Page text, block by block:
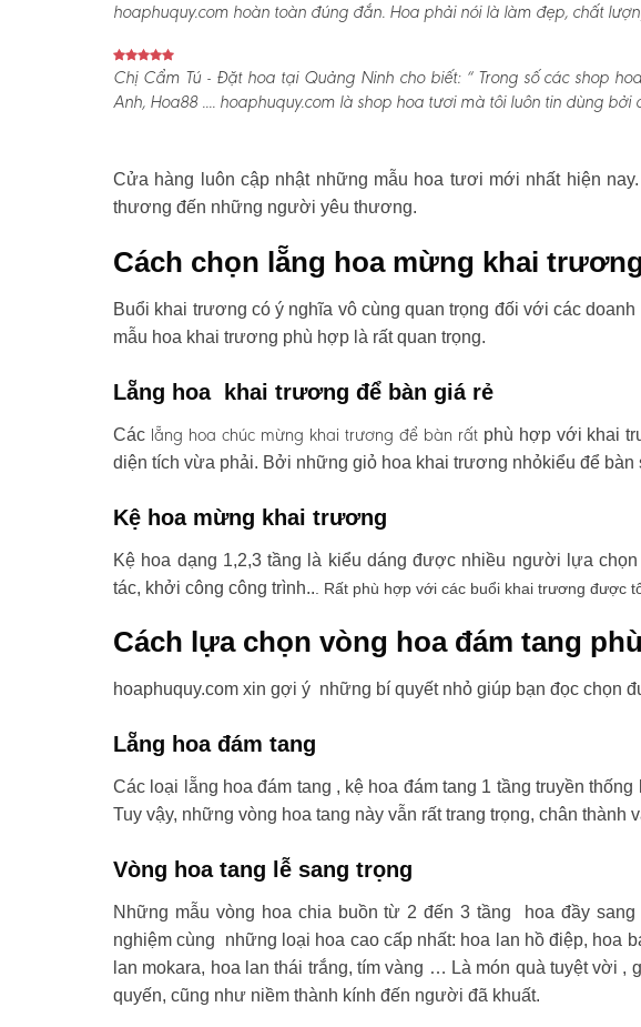
hoaphuquy.com hoàn toàn đúng đắn. Hoa phải nói là làm đẹp, chất
Chị Cẩm Tú - Đặt hoa tại Quảng Ninh cho biết:“ Trong số các shop
Anh, Hoa88 .... hoaphuquy.com là shop hoa tươi mà tôi luôn tin dùng
Cửa hàng luôn cập nhật những mẫu hoa tươi mới nhất hiện
thương đến những người yêu thương.
Cách chọn lẵng hoa mừng khai
Buổi khai trương có ý nghĩa vô cùng quan trọng đối với các
mẫu hoa khai trương phù hợp là rất quan trọng.
Lẵng hoa khai trương để bàn giá rẻ
Các lẵng hoa chúc mừng khai trương để bàn rấtphù hợp với khai
diện tích vừa phải. Bởi những giỏ hoa khai trương nhỏkiểu để bàn
Kệ hoa mừng khai trương
Kệ hoa dạng 1,2,3 tầng là kiểu dáng được nhiều người lựa
tác, khởi công công trình.. . Rất phù hợp với các buổi khai trương được
Cách lựa chọn vòng hoa đám tang
hoaphuquy.com xin gợi ý những bí quyết nhỏ giúp bạn đọc chọn
Lẵng hoa đám tang
Các loại lẵng hoa đám tang , kệ hoa đám tang 1 tầng truyền
Tuy vậy, những vòng hoa tang này vẫn rất trang trọng, chân thành
Vòng hoa tang lễ sang trọng
Những mẫu vòng hoa chia buồn từ 2 đến 3 tầng hoa đầy
nghiệm cùng những loại hoa cao cấp nhất: hoa lan hồ điệp, hoa
lan mokara, hoa lan thái trắng, tím vàng … Là món quà tuyệt vời ,
quyến, cũng như niềm thành kính đến người đã khuất.